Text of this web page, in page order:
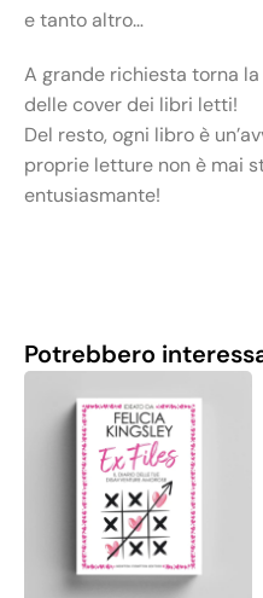
e tanto altro…
A grande richiesta torna
delle cover dei libri letti!
Del resto, ogni libro è
proprie letture non è mai
entusiasmante!
Potrebbero